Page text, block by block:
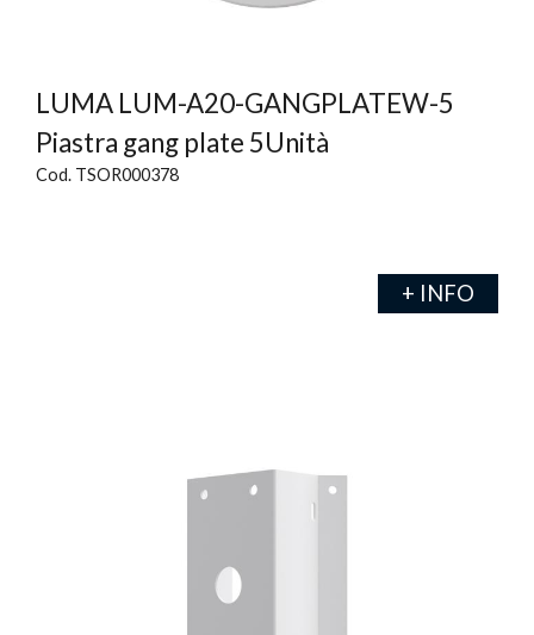
LUMA LUM-A20-GANGPLATEW-5
Piastra gang plate 5Unità
Cod. TSOR000378
+ INFO